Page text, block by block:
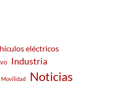
eléctricos
Industria
Movilidad Noticias